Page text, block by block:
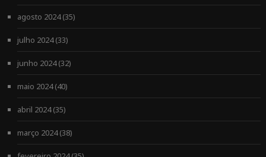
agosto 2024(35)
julho 2024(33)
junho 2024(32)
maio 2024(40)
abril 2024(35)
março 2024(38)